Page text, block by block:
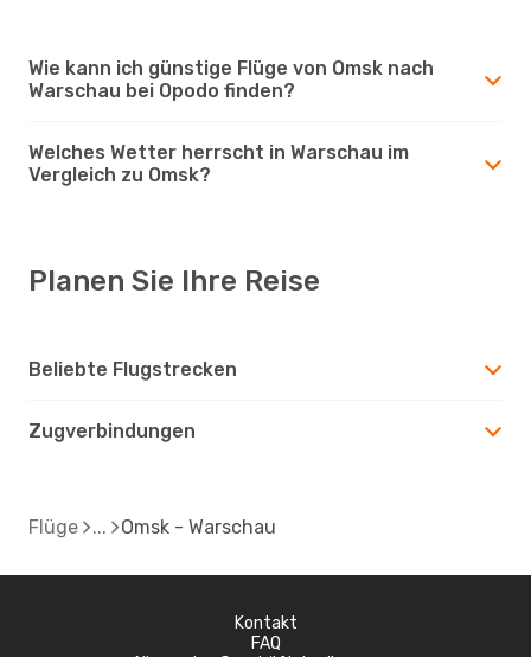
Wie kann ich günstige Flüge von Omsk nach
Warschau bei Opodo finden?
Welches Wetter herrscht in Warschau im
Vergleich zu Omsk?
Planen Sie Ihre Reise
Beliebte Flugstrecken
Zugverbindungen
Flüge Omsk - Warschau
Kontakt
FAQ